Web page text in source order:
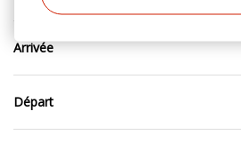
Arrivée
Départ